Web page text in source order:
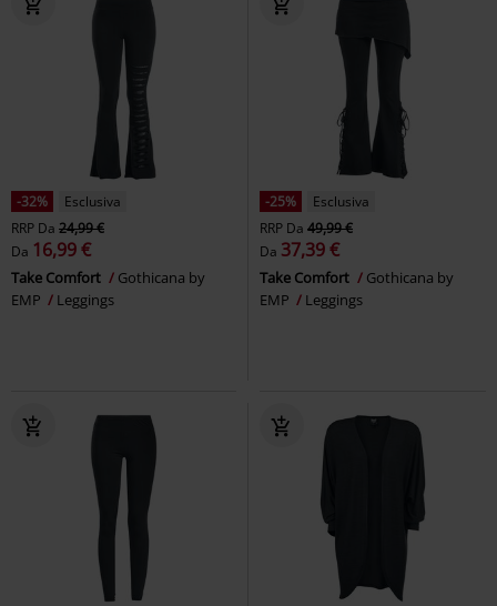
-32%
Esclusiva
RRP Da 24,99 €
Da 16,99 €
Take Comfort
Gothicana by
EMP
Leggings
-25%
Esclusiva
RRP Da 49,99 €
Da 37,39 €
Take Comfort
Gothicana by
EMP
Leggings